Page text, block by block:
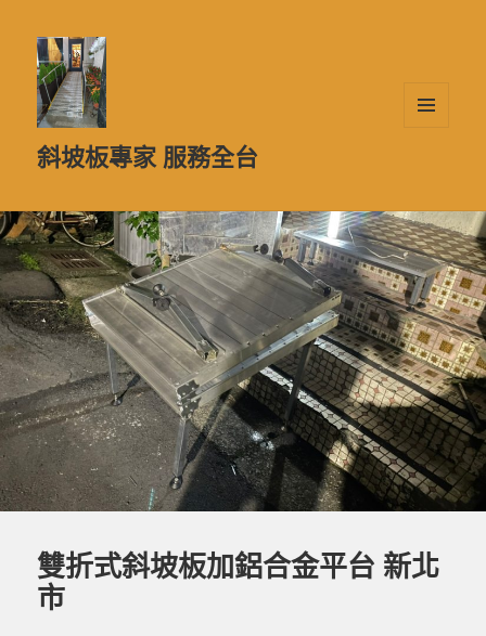
斜坡板專家 服務全台
雙折式斜坡板加鋁合金平台 新北
市